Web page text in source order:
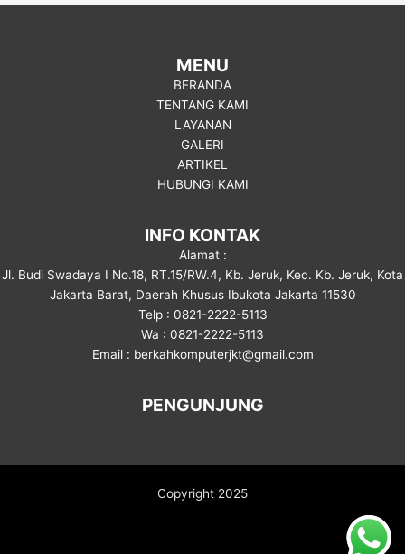
MENU
BERANDA
TENTANG KAMI
LAYANAN
GALERI
ARTIKEL
HUBUNGI KAMI
INFO KONTAK
Alamat :
Jl. Budi Swadaya I No.18, RT.15/RW.4, Kb. Jeruk, Kec. Kb. Jeruk, Kota
Jakarta Barat, Daerah Khusus Ibukota Jakarta 11530
Telp : 0821-2222-5113
Wa : 0821-2222-5113
Email : berkahkomputerjkt@gmail.com
PENGUNJUNG
Copyright 2025